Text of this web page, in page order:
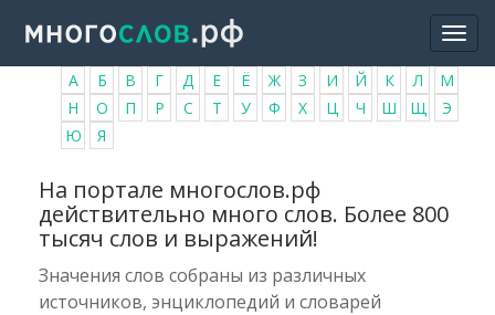
основному
содержанию
А Б В Г Д Е Ё Ж З И Й К Л
М
Н
О П Р С Т У Ф Х Ц Ч Ш Щ
Э
Ю
Я
На портале многослов.рф
действительно много слов. Более 800
тысяч слов и выражений!
Значения слов собраны из различных
источников, энциклопедий и словарей